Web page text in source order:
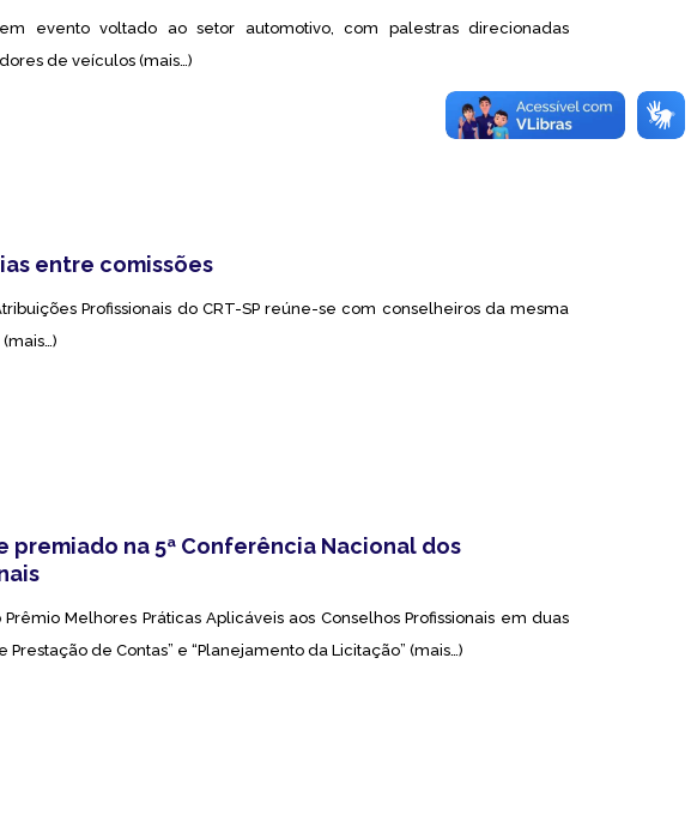
evento voltado ao setor automotivo, com palestras direcionadas
de veículos (mais…)
entre comissões
Profissionais do CRT-SP reúne-se com conselheiros da mesma
premiado na 5ª Conferência Nacional dos
Melhores Práticas Aplicáveis aos Conselhos Profissionais em duas
de Contas” e “Planejamento da Licitação” (mais…)